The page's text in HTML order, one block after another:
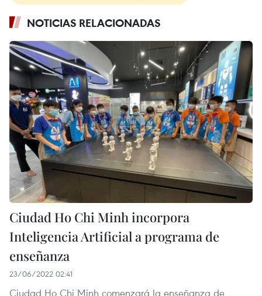
NOTICIAS RELACIONADAS
Ciudad Ho Chi Minh incorpora
Inteligencia Artificial a programa de
enseñanza
23/06/2022 02:41
Ciudad Ho Chi Minh comenzará la enseñanza de